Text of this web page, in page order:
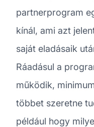
partnerprogram
kínál, ami azt
saját eladásaik
Ráadásul a
működik,
többet szeretne
például hogy